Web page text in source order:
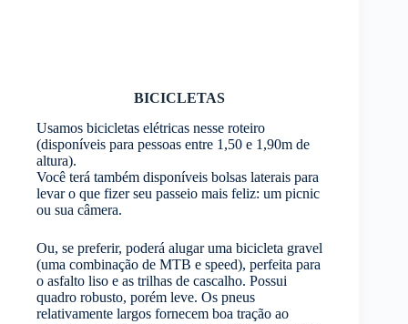
BICICLETAS
Usamos bicicletas elétricas nesse roteiro
(disponíveis para pessoas entre 1,50 e 1,90m de
altura).
Você terá também disponíveis bolsas laterais para
levar o que fizer seu passeio mais feliz: um picnic
ou sua câmera.
Ou, se preferir, poderá alugar uma bicicleta gravel
(uma combinação de MTB e speed), perfeita para
o asfalto liso e as trilhas de cascalho. Possui
quadro robusto, porém leve. Os pneus
relativamente largos fornecem boa tração ao